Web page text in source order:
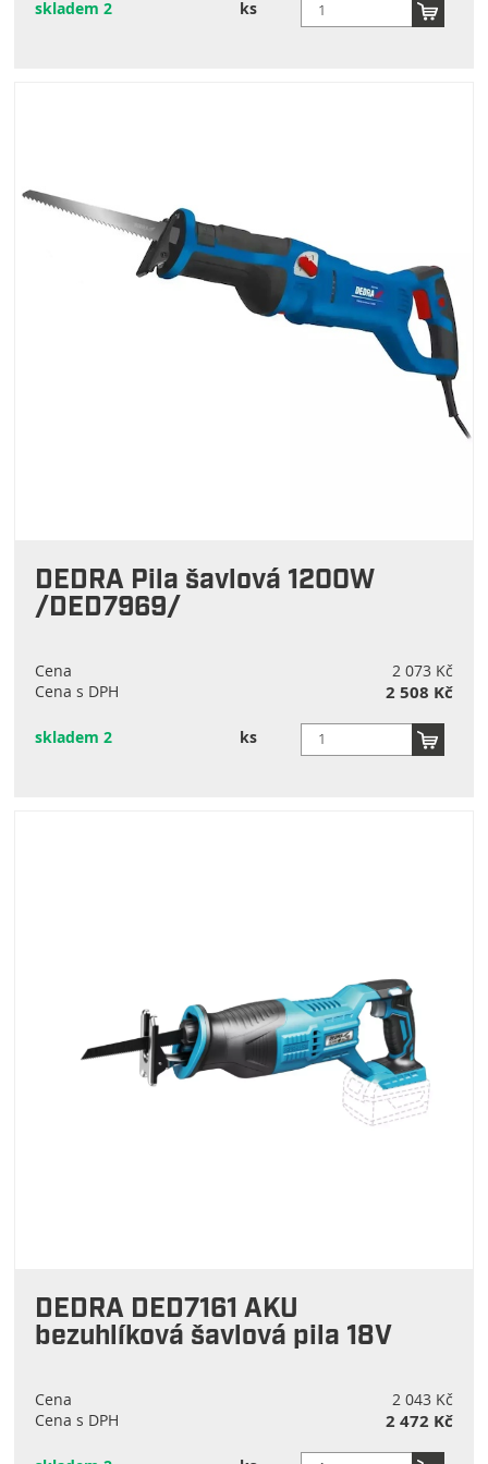
skladem 2 ks
DEDRA Pila šavlová 1200W
/DED7969/
Cena
2 073 Kč
Cena s DPH
2 508 Kč
skladem 2 ks
DEDRA DED7161 AKU
bezuhlíková šavlová pila 18V
Cena
2 043 Kč
Cena s DPH
2 472 Kč